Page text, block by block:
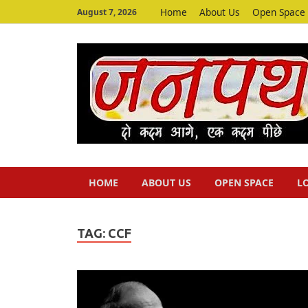
August 7, 2026 Home About Us Open Space
HOME ABOUT US OPEN SPACE
TAG: CCF